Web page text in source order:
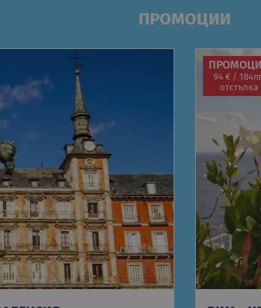
ПРОМОЦИИ
94 € /
отстъпка